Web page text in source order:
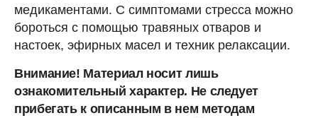
медикаментами. С симптомами стресса можно
бороться с помощью травяных отваров и
настоек, эфирных масел и техник релаксации.
Внимание! Материал носит лишь
ознакомительный характер. Не следует
прибегать к описанным в нем методам